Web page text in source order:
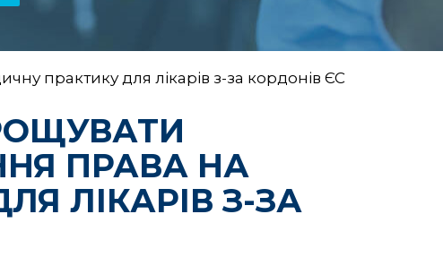
практику для лікарів з-за кордонів ЄС
ПРАВА НА
ЛІКАРІВ З-ЗА